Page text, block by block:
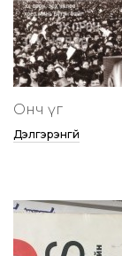
Онч үг
Дэлгэрэнгүй